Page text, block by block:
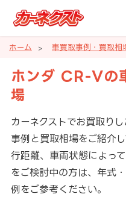
ホーム 車買取事例・買取相
ホンダ CR-Vの
場
カーネクストでお買取り
事例と買取相場をご紹介
行距離、車両状態によっ
をご検討中の方は、年式
例をご参考ください。